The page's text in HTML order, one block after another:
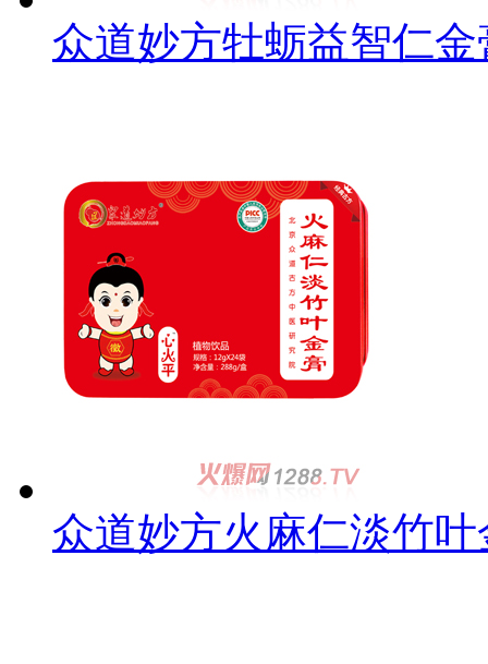
众道妙方牡蛎益智仁金
众道妙方火麻仁淡竹叶